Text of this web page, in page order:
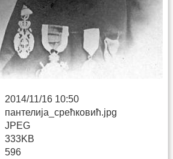
2014/11/16 10:50
пантелија_срећковић.jpg
JPEG
333KB
596